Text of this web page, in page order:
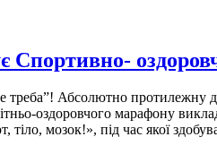
Спортивно-
Абсолютно протилежну
оздоровчого марафону
мозок!», під час якої